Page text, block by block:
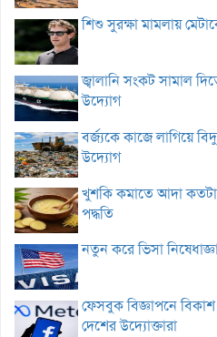
শিশু সুরক্ষা মামলায়
জ্বালানি সংকট সামাল
উদ্যোগ
বর্জ্যকে কাজে লাগিয়ে
উদ্যোগ
খুশকি কমাতে আদা কতটা
পদ্ধতি
নতুন করে ভিসা
ফেসবুক বিজ্ঞাপনে
দেশের উদ্যোক্তারা